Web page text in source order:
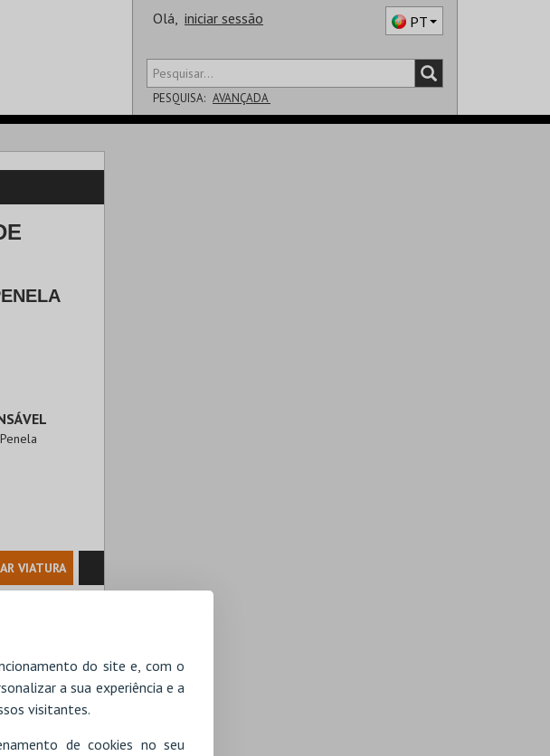
do site e, com o
a sua experiência e a
visitantes.
de cookies no seu
Olá, iniciar sessão PT
PESQUISA: AVANÇADA
VIATURA